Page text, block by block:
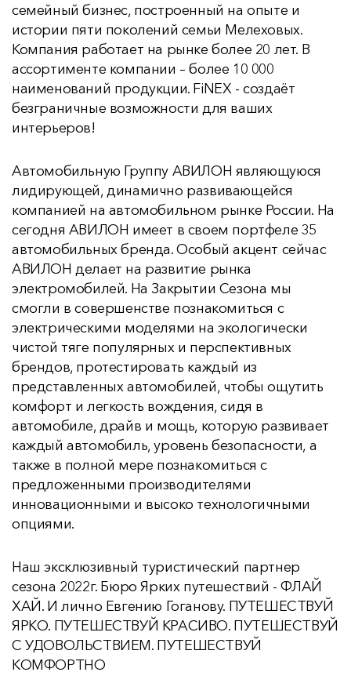
семейный бизнес, построенный на опыте и
истории пяти поколений семьи Мелеховых.
Компания работает на рынке более 20 лет. В
ассортименте компании – более 10 000
наименований продукции. FiNEX - создаёт
безграничные возможности для ваших
интерьеров!
Автомобильную Группу АВИЛОН являющуюся
лидирующей, динамично развивающейся
компанией на автомобильном рынке России. На
сегодня АВИЛОН имеет в своем портфеле 35
автомобильных бренда. Особый акцент сейчас
АВИЛОН делает на развитие рынка
электромобилей. На Закрытии Сезона мы
смогли в совершенстве познакомиться с
электрическими моделями на экологически
чистой тяге популярных и перспективных
брендов, протестировать каждый из
представленных автомобилей, чтобы ощутить
комфорт и легкость вождения, сидя в
автомобиле, драйв и мощь, которую развивает
каждый автомобиль, уровень безопасности, а
также в полной мере познакомиться с
предложенными производителями
инновационными и высоко технологичными
опциями.
Наш эксклюзивный туристический партнер
сезона 2022г. Бюро Ярких путешествий - ФЛАЙ
ХАЙ. И лично Евгению Гоганову. ПУТЕШЕСТВУЙ
ЯРКО. ПУТЕШЕСТВУЙ КРАСИВО. ПУТЕШЕСТВУЙ
С УДОВОЛЬСТВИЕМ. ПУТЕШЕСТВУЙ
КОМФОРТНО